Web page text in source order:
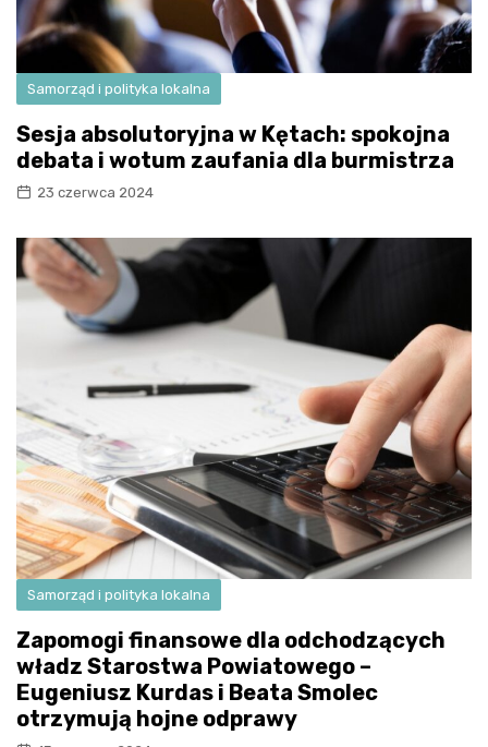
Samorząd i polityka lokalna
Sesja absolutoryjna w Kętach: spokojna
debata i wotum zaufania dla burmistrza
23 czerwca 2024
Samorząd i polityka lokalna
Zapomogi finansowe dla odchodzących
władz Starostwa Powiatowego –
Eugeniusz Kurdas i Beata Smolec
otrzymują hojne odprawy